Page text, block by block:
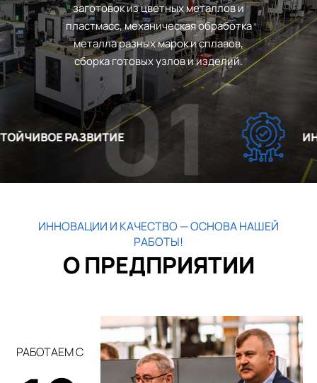
заготовок из цветных металлов и
пластмасс, механическая обработка
металла разных марок и сплавов,
сборка готовых узлов и изделий.
РАЗВИТИЕ01
ИННОВАЦИИ И КАЧЕСТВО — ОСНОВА НАШЕЙ
РАБОТЫ!
О ПРЕДПРИЯТИИ
РАБОТАЕМ С